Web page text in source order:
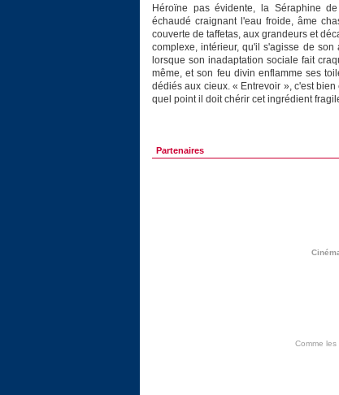
Héroïne pas évidente, la Séraphine
échaudé craignant l'eau froide, âme
couverte de taffetas, aux grandeurs et
complexe, intérieur, qu'il s'agisse de
lorsque son inadaptation sociale fait
même, et son feu divin enflamme ses
dédiés aux cieux. « Entrevoir », c'est
quel point il doit chérir cet ingrédient
Partenaires
Comme